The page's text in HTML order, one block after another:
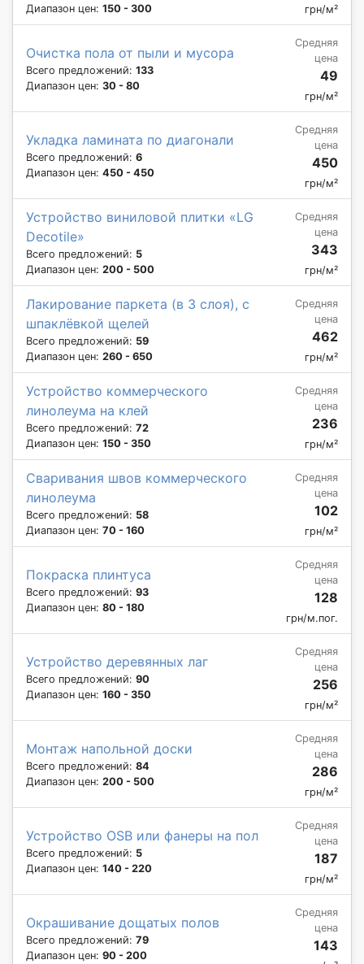
Диапазон цен: 150 - 300 грн/м²
Очистка пола от пыли и мусора
Всего предложений: 133
Диапазон цен: 30 - 80
Средняя
цена
49
грн/м²
Укладка ламината по диагонали
Всего предложений: 6
Диапазон цен: 450 - 450
Средняя
цена
450
грн/м²
Устройство виниловой плитки «LG
Decotile»
Всего предложений: 5
Диапазон цен: 200 - 500
Средняя
цена
343
грн/м²
Лакирование паркета (в 3 слоя), с
шпаклёвкой щелей
Всего предложений: 59
Диапазон цен: 260 - 650
Средняя
цена
462
грн/м²
Устройство коммерческого
линолеума на клей
Всего предложений: 72
Диапазон цен: 150 - 350
Средняя
цена
236
грн/м²
Сваривания швов коммерческого
линолеума
Всего предложений: 58
Диапазон цен: 70 - 160
Средняя
цена
102
грн/м²
Покраска плинтуса
Всего предложений: 93
Диапазон цен: 80 - 180
Средняя
цена
128
грн/м.пог.
Устройство деревянных лаг
Всего предложений: 90
Диапазон цен: 160 - 350
Средняя
цена
256
грн/м²
Монтаж напольной доски
Всего предложений: 84
Диапазон цен: 200 - 500
Средняя
цена
286
грн/м²
Устройство OSB или фанеры на пол
Всего предложений: 5
Диапазон цен: 140 - 220
Средняя
цена
187
грн/м²
Окрашивание дощатых полов
Всего предложений: 79
Диапазон цен: 90 - 200
Средняя
цена
143